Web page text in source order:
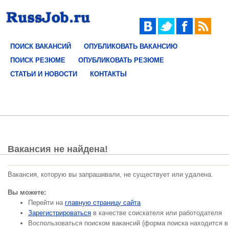
ПОИСК ВАКАНСИЙ
ОПУБЛИКОВАТЬ ВАКАНСИЮ
ПОИСК РЕЗЮМЕ
ОПУБЛИКОВАТЬ РЕЗЮМЕ
СТАТЬИ И НОВОСТИ
КОНТАКТЫ
Вакансия не найдена!
Вакансия, которую вы запрашивали, не существует или удалена.
Вы можете:
Перейти на главную страницу сайта
Зарегистрироваться в качестве соискателя или работодателя
Воспользоваться поиском вакансий (форма поиска находится